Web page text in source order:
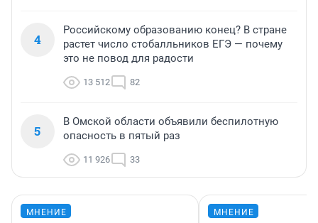
4
Российскому образованию конец? В стране
растет число стобалльников ЕГЭ — почему
это не повод для радости
13 512 82
5
В Омской области объявили беспилотную
опасность в пятый раз
11 926 33
МНЕНИЕ МНЕНИЕ